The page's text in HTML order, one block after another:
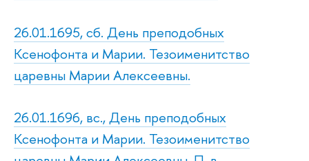
26.01.1695, сб. День преподобных
Ксенофонта и Марии. Тезоименитство
царевны Марии Алексеевны.
26.01.1696, вс., День преподобных
Ксенофонта и Марии. Тезоименитство